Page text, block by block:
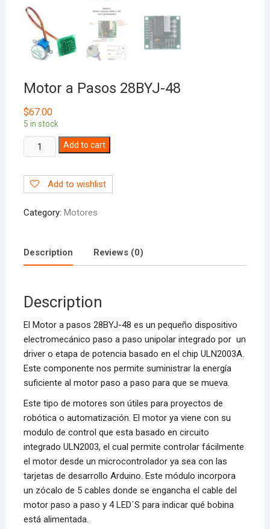
Motor a Pasos 28BYJ-48
$67.00
5 in stock
Motor
a
28BYJ-
quantity
Add to cart
Add to wishlist
Category: Motores
Description Reviews (0)
Description
El Motor a pasos 28BYJ-48 es un pequeño dispositivo
electromecánico paso a paso unipolar integrado por un
driver o etapa de potencia basado en el chip ULN2003A.
Este componente nos permite suministrar la energía
suficiente al motor paso a paso para que se mueva.
Este tipo de motores son útiles para proyectos de
robótica o automatización. El motor ya viene con su
modulo de control que esta basado en circuito
integrado ULN2003, el cual permite controlar fácilmente
el motor desde un microcontrolador ya sea con las
tarjetas de desarrollo Arduino. Este módulo incorpora
un zócalo de 5 cables donde se engancha el cable del
motor paso a paso y 4 LED´S para indicar qué bobina
está alimentada.